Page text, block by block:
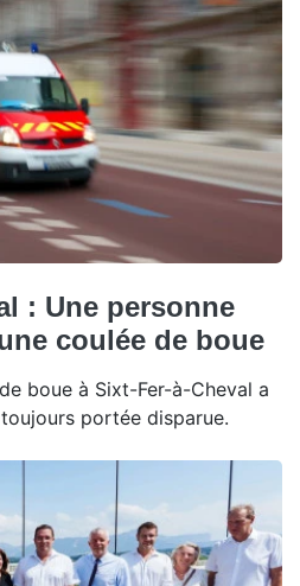
: Une personne
coulée de boue
boue à Sixt-Fer-à-Cheval a
portée disparue.